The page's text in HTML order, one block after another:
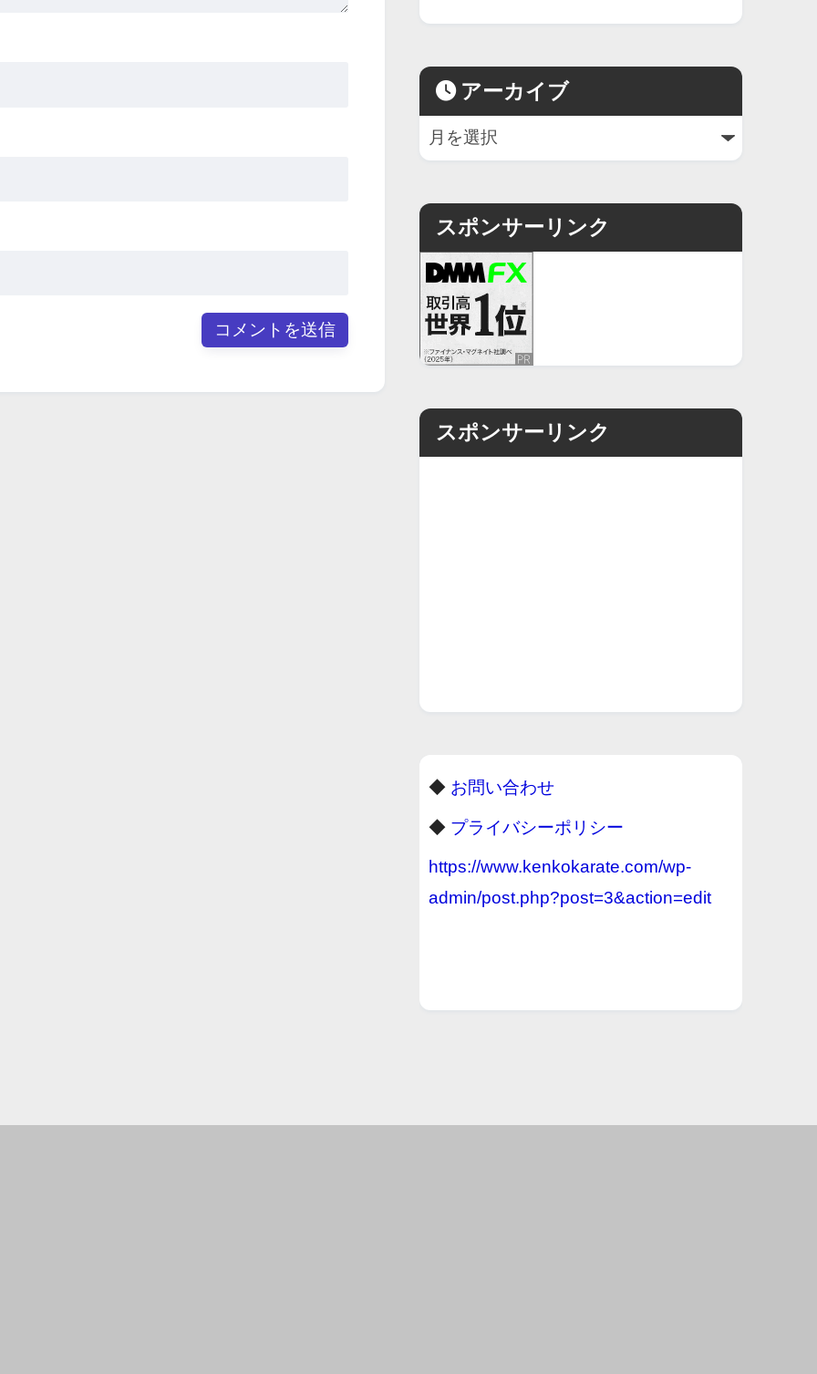
アーカイブ
スポンサーリンク
スポンサーリンク
◆ お問い合わせ
◆ プライバシーポリシー
https://www.kenkokarate.com/wp-
admin/post.php?post=3&action=edit